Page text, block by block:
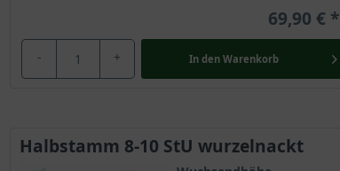
69,90 €
- + In den Warenkorb
Halbstamm 8-10 StU wurzelnackt